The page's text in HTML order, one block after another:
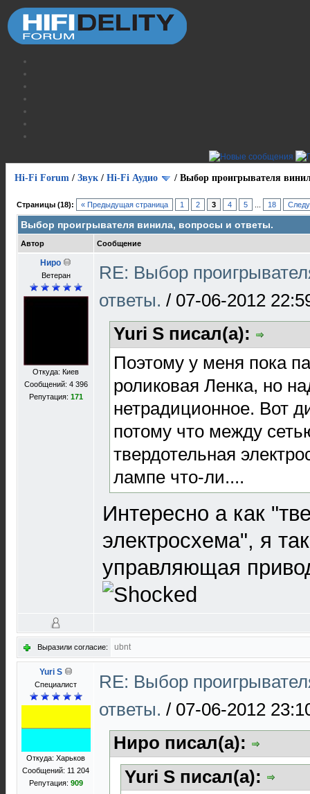
Hi-Fi Forum / Звук / Hi-Fi Аудио / Выбор проигрывателя
Страницы (18): « Предыдущая страница 1 2 3 4 5 18
Выбор проигрывателя винила, вопросы и ответы.
Автор Сообщение
Ниро
Ветеран
Откуда: Киев
Сообщений: 4 396
Репутация: 171
RE: Выбор
ответы. / 07-06-2012
Yuri S писал(а):
Поэтому у меня пока
роликовая Ленка, но
нетрадиционное. Вот
потому что между
твердотельная
лампе что-ли....
Интересно а как
электросхема", я
управляющая
Выразили согласие: ubnt
Yuri S
Специалист
Откуда: Харьков
Сообщений: 11 204
Репутация: 909
RE: Выбор
ответы. / 07-06-2012
Ниро писал(а):
Yuri S писал(а):